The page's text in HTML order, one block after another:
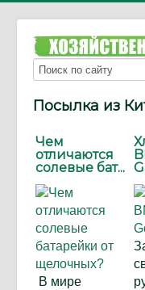
Посылка из
Чем
отличаются
солевые бат...
В мире